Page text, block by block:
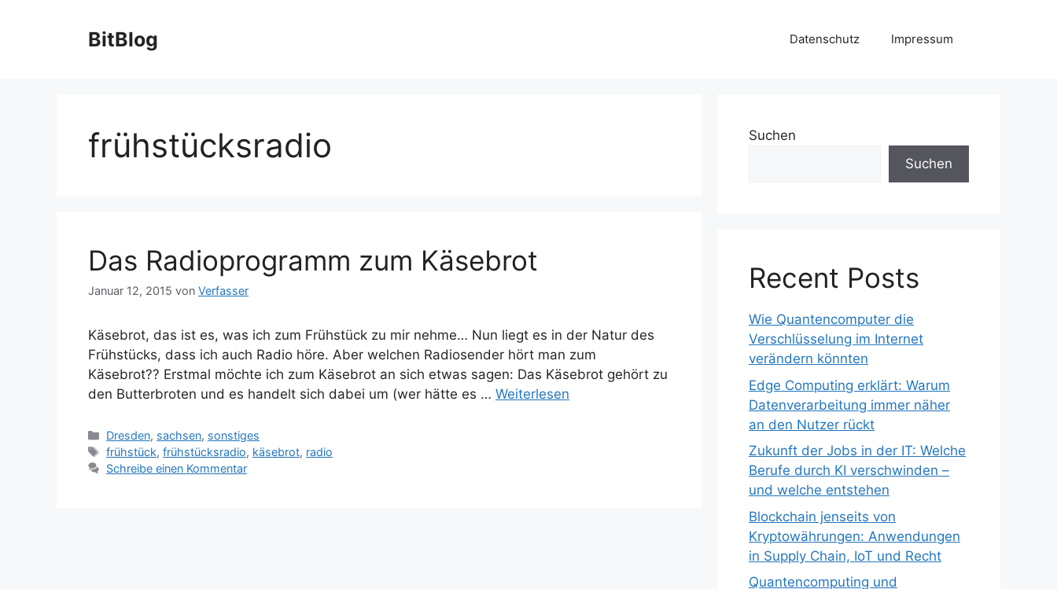
BitBlog Datenschutz Impressum
frühstücksradio
Das Radioprogramm zum Käsebrot
Januar 12, 2015 von Verfasser
Käsebrot, das ist es, was ich zum Frühstück zu mir nehme… Nun liegt es in der Natur des
Frühstücks, dass ich auch Radio höre. Aber welchen Radiosender hört man zum
Käsebrot?? Erstmal möchte ich zum Käsebrot an sich etwas sagen: Das Käsebrot gehört zu
den Butterbroten und es handelt sich dabei um (wer hätte es … Weiterlesen
Kategorien
Dresden, sachsen, sonstiges
Schlagwörter
frühstück,frühstücksradio, käsebrot, radio
Schreibe einen Kommentar
Suchen
Suchen
Recent Posts
Wie Quantencomputer die
Verschlüsselung im Internet
verändern könnten
Edge Computing erklärt: Warum
Datenverarbeitung immer näher
an den Nutzer rückt
Zukunft der Jobs in der IT: Welche
Berufe durch KI verschwinden –
und welche entstehen
Blockchain jenseits von
Kryptowährungen: Anwendungen
in Supply Chain, IoT und Recht
Quantencomputing und